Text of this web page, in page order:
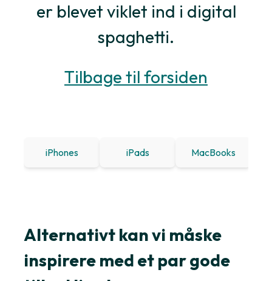
er blevet viklet ind i digital
spaghetti.
Tilbage til forsiden
iPhones iPads MacBooks
Alternativt kan vi måske
inspirere med et par gode